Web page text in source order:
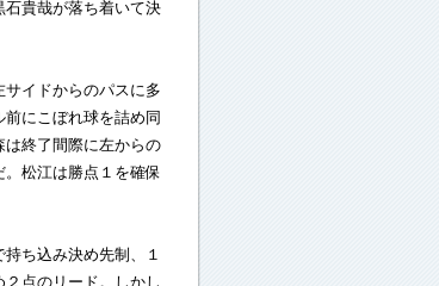
貴哉が落ち着いて決
イドからのパスに多
にこぼれ球を詰め同
は終了間際に左からの
松江は勝点１を確保
ち込み決め先制、１
点のリード。しかし